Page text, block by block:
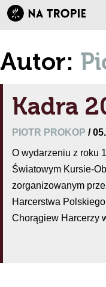
Autor:
Kadra
PIOTR PROKOP /
O wydarzeniu z roku
Światowym Kursie-
zorganizowanym
Harcerstwa
Chorągiew Harcerzy